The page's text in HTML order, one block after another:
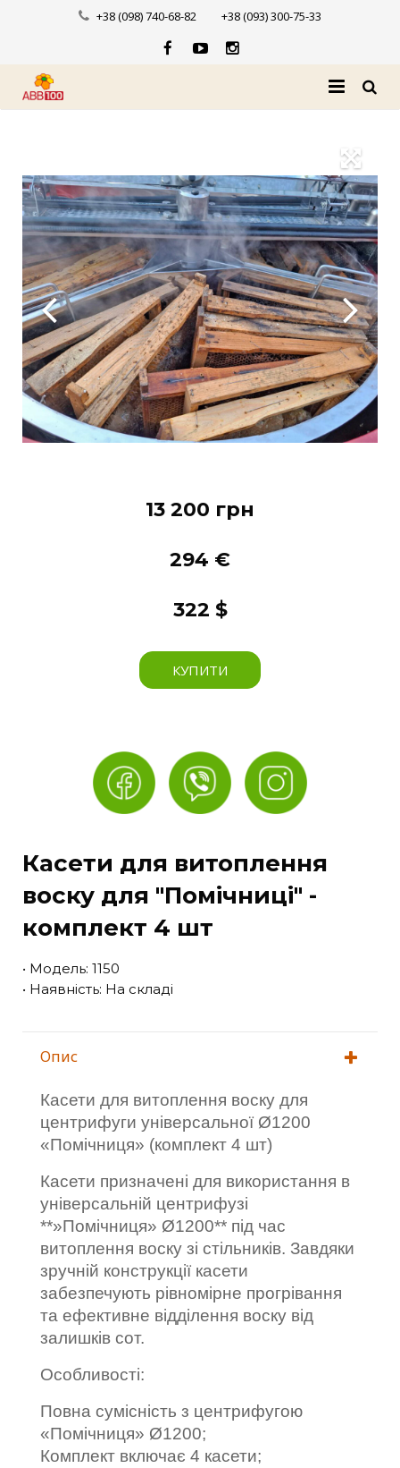
+38 (098) 740-68-82 +38 (093) 300-75-33
Про нас
Каталог
Доставка і оплата
Новини
Контакти
13 200 грн
294 €
322 $
КУПИТИ
Касети для витоплення
воску для "Помічниці" -
комплект 4 шт
• Модель: 1150
• Наявність: На складі
Опис
Касети для витоплення воску для
центрифуги універсальної Ø1200
«Помічниця» (комплект 4 шт)
Касети призначені для використання в
універсальній центрифузі
**»Помічниця» Ø1200** під час
витоплення воску зі стільників. Завдяки
зручній конструкції касети
забезпечують рівномірне прогрівання
та ефективне відділення воску від
залишків сот.
Особливості:
Повна сумісність з центрифугою
«Помічниця» Ø1200;
Комплект включає 4 касети;